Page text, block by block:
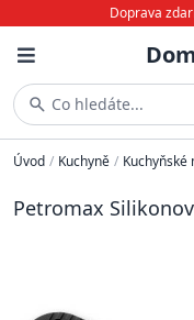
Doprava
Co hledáte...
Úvod / Kuchyně / Kuchyňské
Petromax